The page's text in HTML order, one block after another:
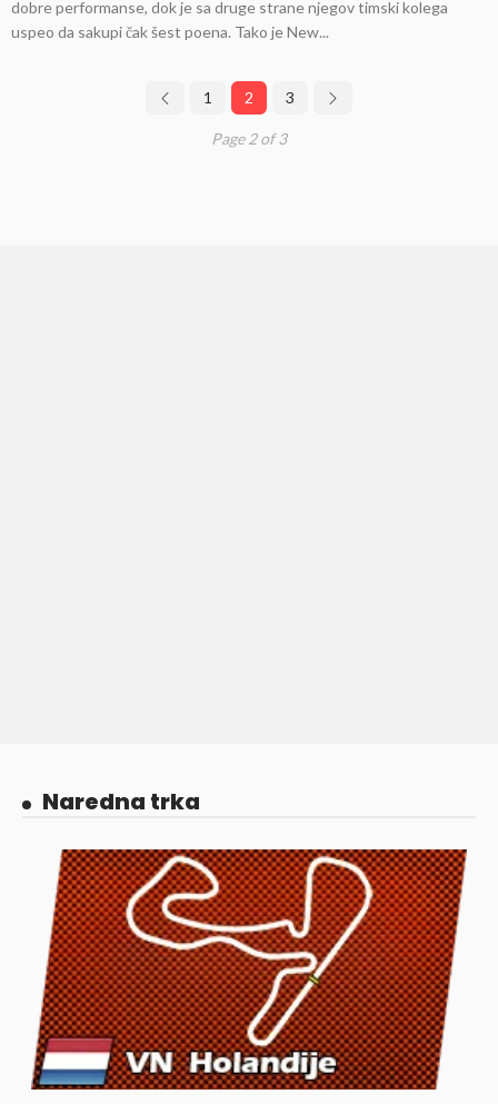
dobre performanse, dok je sa druge strane njegov timski kolega
uspeo da sakupi čak šest poena. Tako je New...
1 2 3
Page 2 of 3
Naredna trka